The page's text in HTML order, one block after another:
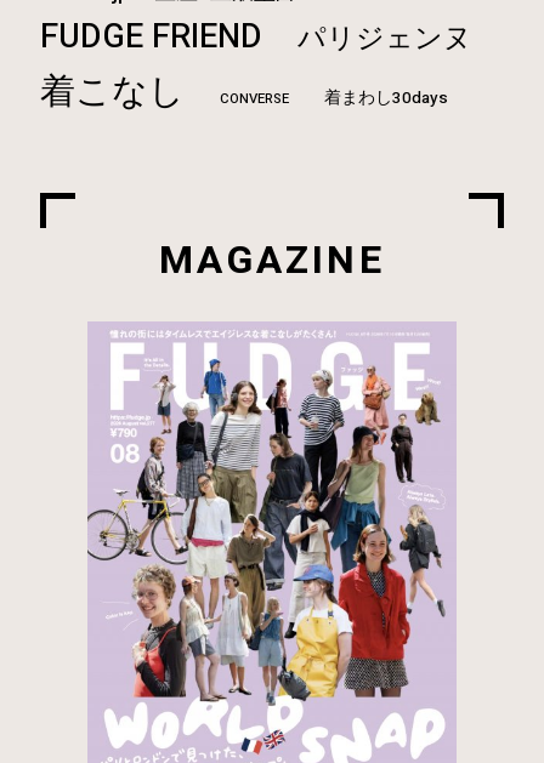
FUDGE FRIEND パリジェンヌ
着こなし CONVERSE 着まわし30days
MAGAZINE